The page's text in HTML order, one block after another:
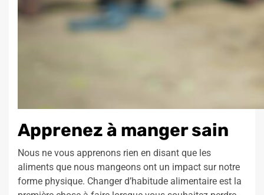
Apprenez à manger sain
Nous ne vous apprenons rien en disant que les
aliments que nous mangeons ont un impact sur notre
forme physique. Changer d’habitude alimentaire est la